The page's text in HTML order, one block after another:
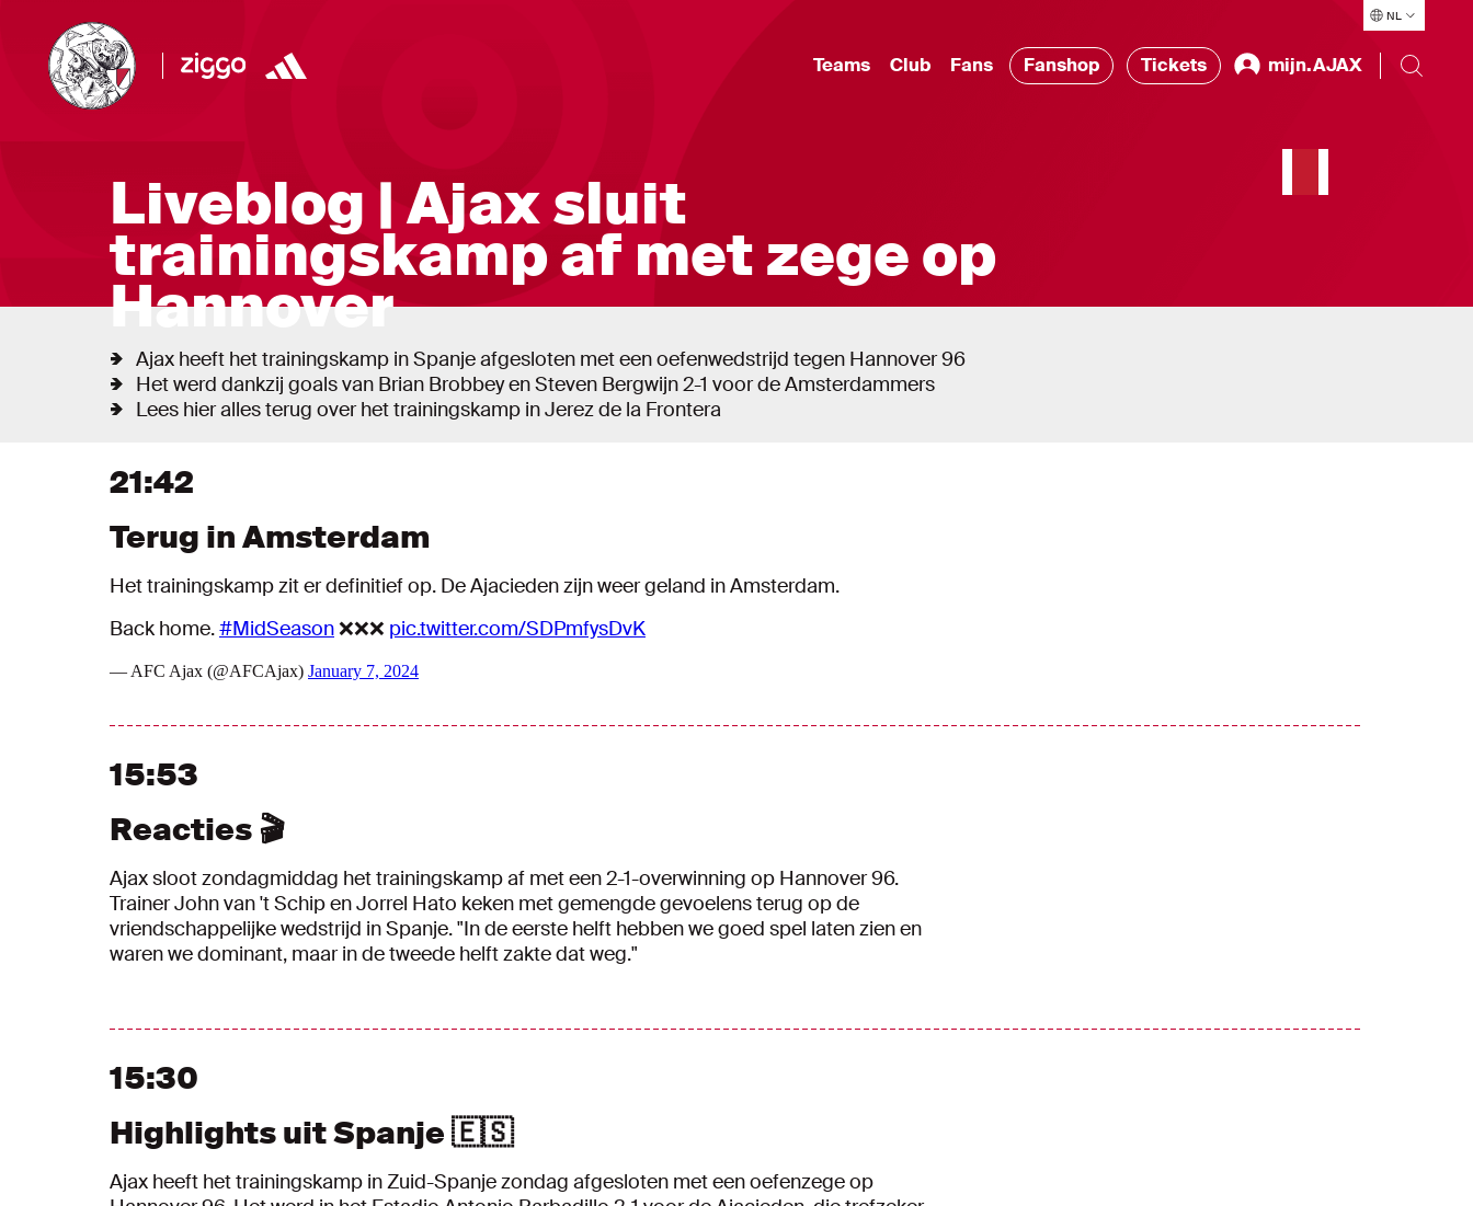
NL
Teams Club Fans Fanshop Tickets mijn.AJAX
Liveblog | Ajax sluit
trainingskamp af met zege op
Hannover
Ajax heeft het trainingskamp in Spanje afgesloten met een oefenwedstrijd tegen Hannover 96
Het werd dankzij goals van Brian Brobbey en Steven Bergwijn 2-1 voor de Amsterdammers
Lees hier alles terug over het trainingskamp in Jerez de la Frontera
Nieuwe berichten tonen
Liveblog
21:42
Terug in Amsterdam
Het trainingskamp zit er definitief op. De Ajacieden zijn weer geland in Amsterdam.
Back home.#MidSeason❌❌❌ pic.twitter.com/SDPmfysDvK
— AFC Ajax (@AFCAjax) January 7, 2024
15:53
Reacties 🎬
Ajax sloot zondagmiddag het trainingskamp af met een 2-1-overwinning op Hannover 96.
Trainer John van 't Schip en Jorrel Hato keken met gemengde gevoelens terug op de
vriendschappelijke wedstrijd in Spanje. "In de eerste helft hebben we goed spel laten zien en
waren we dominant, maar in de tweede helft zakte dat weg."
15:30
Highlights uit Spanje 🇪🇸
Ajax heeft het trainingskamp in Zuid-Spanje zondag afgesloten met een oefenzege op